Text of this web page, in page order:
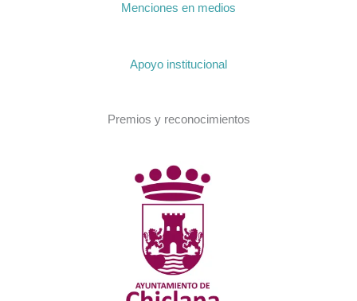
Menciones en medios
Apoyo institucional
Premios y reconocimientos